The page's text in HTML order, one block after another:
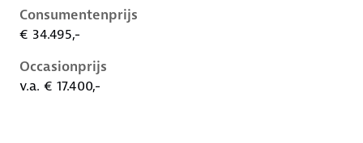
Consumentenprijs
€ 34.495,-
Occasionprijs
v.a. € 17.400,-